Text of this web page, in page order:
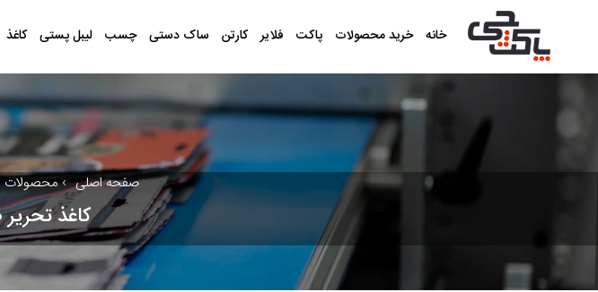
خانه خرید محصولات پاکت فلایر کارتن ساک دستی چسب لیبل پستی کاغذ
صفحه اصلی › محصولات
کاغذ تحریر 80 گرم - کاغذ